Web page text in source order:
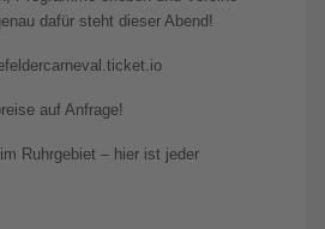
dafür steht dieser Abend!
auf Anfrage!
Ruhrgebiet – hier ist jeder